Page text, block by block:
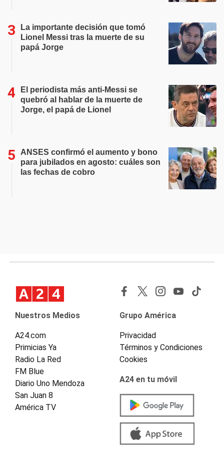
La importante decisión que tomó
Lionel Messi tras la muerte de su
papá Jorge
El periodista más anti-Messi se
quebró al hablar de la muerte de
Jorge, el papá de Lionel
ANSES confirmó el aumento y bono
para jubilados en agosto: cuáles son
las fechas de cobro
Nuestros Medios
A24.com
Primicias Ya
Radio La Red
FM Blue
Diario Uno Mendoza
San Juan 8
América TV
Grupo América
Privacidad
Términos y Condiciones
Cookies
A24 en tu móvil